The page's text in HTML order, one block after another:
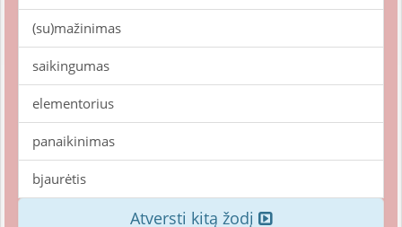
(su)mažinimas
saikingumas
elementorius
panaikinimas
bjaurėtis
Atversti kitą žodį